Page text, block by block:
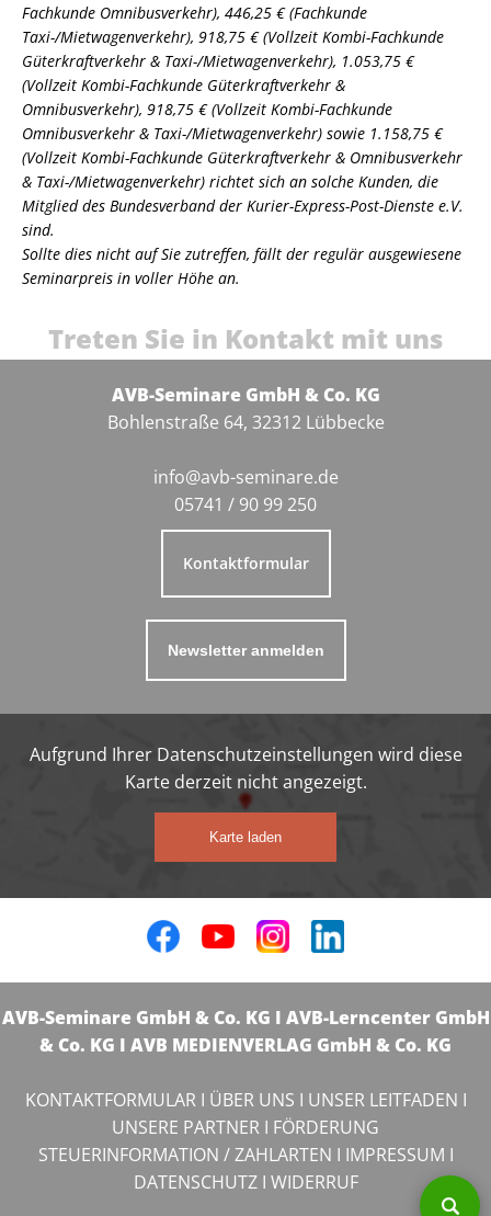
Fachkunde Omnibusverkehr), 446,25 € (Fachkunde
Taxi-/Mietwagenverkehr), 918,75 € (Vollzeit Kombi-Fachkunde
Güterkraftverkehr & Taxi-/Mietwagenverkehr), 1.053,75 €
(Vollzeit Kombi-Fachkunde Güterkraftverkehr &
Omnibusverkehr), 918,75 € (Vollzeit Kombi-Fachkunde
Omnibusverkehr & Taxi-/Mietwagenverkehr) sowie 1.158,75 €
(Vollzeit Kombi-Fachkunde Güterkraftverkehr & Omnibusverkehr
& Taxi-/Mietwagenverkehr) richtet sich an solche Kunden, die
Mitglied des Bundesverband der Kurier-Express-Post-Dienste e.V.
sind.
Sollte dies nicht auf Sie zutreffen, fällt der regulär ausgewiesene
Seminarpreis in voller Höhe an.
Treten Sie in Kontakt mit uns
AVB-Seminare GmbH & Co. KG
Bohlenstraße 64, 32312 Lübbecke
info@avb-seminare.de
05741 / 90 99 250
Kontaktformular
Newsletter anmelden
Aufgrund Ihrer Datenschutzeinstellungen wird diese
Karte derzeit nicht angezeigt.
Karte laden
AVB-Seminare GmbH & Co. KG I AVB-Lerncenter GmbH
& Co. KG I AVB MEDIENVERLAG GmbH & Co. KG
KONTAKTFORMULARI ÜBER UNS I UNSER LEITFADEN I
UNSERE PARTNER I FÖRDERUNG
STEUERINFORMATION / ZAHLARTEN I IMPRESSUM I
DATENSCHUTZI WIDERRUF